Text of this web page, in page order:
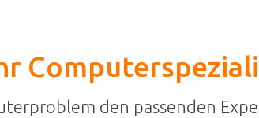
den passenden